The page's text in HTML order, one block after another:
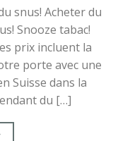
snus! Acheter du
Snooze tabac!
prix incluent la
porte avec une
Suisse dans la
du […]